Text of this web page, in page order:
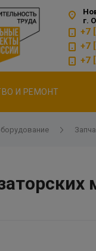
г.
+7
+7
+7
И РЕМОНТ